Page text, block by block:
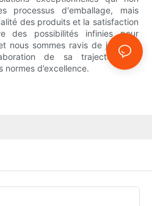
processus d'emballage, mais
des produits et la satisfaction
des possibilités infinies pour
nous sommes ravis de jouer un
de sa trajectoire et
normes d’excellence.